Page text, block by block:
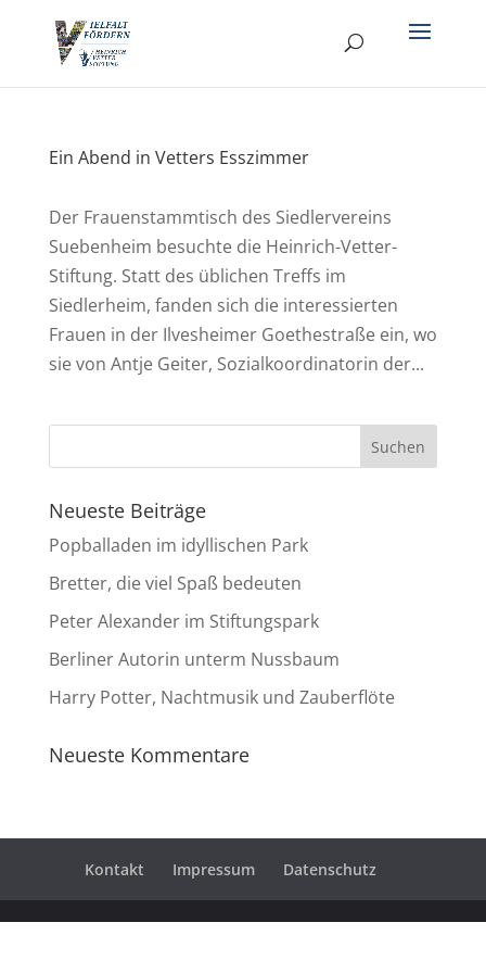
Ein Abend in Vetters Esszimmer
Der Frauenstammtisch des Siedlervereins
Suebenheim besuchte die Heinrich-Vetter-
Stiftung. Statt des üblichen Treffs im
Siedlerheim, fanden sich die interessierten
Frauen in der Ilvesheimer Goethestraße ein, wo
sie von Antje Geiter, Sozialkoordinatorin der...
Neueste Beiträge
Popballaden im idyllischen Park
Bretter, die viel Spaß bedeuten
Peter Alexander im Stiftungspark
Berliner Autorin unterm Nussbaum
Harry Potter, Nachtmusik und Zauberflöte
Neueste Kommentare
Kontakt Impressum Datenschutz